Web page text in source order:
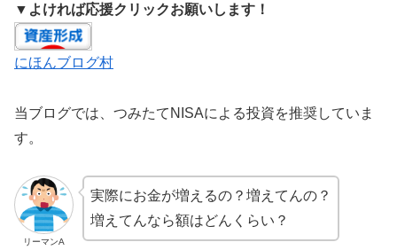
▼よければ応援クリックお願いします！
にほんブログ村
当ブログでは、つみたてNISAによる投資を推奨していま
す。
リーマンA
実際にお金が増えるの？増えてんの？
増えてんなら額はどんくらい？